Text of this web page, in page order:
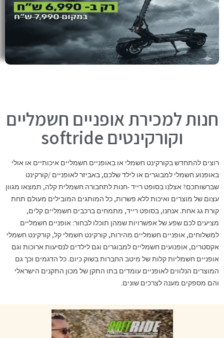
חנות למכירת אופניים חשמליים
וקורקינטים softride
רוצים להתחדש בקורקינט חשמלי או באופניים חשמליים איכותיים או אולי
באופנוע חשמלי למבוגרים או לילד שלכם, באביזר לאופניים /קורקינט
שברשותכם? אצלנו בסופט רייד -חנות לתחבורה חשמלית קלה, תמצאו מגוון
עצום של מוצרים ואיכות ללא פשרות, כל המותגים המובילים מעולם תחת
קורת גג אחת. אנחנו, בסופט רייד, מתמחים ברכבים חשמליים קלים,
מציעים לכם שפע של אפשרויות שמהן תוכלו לבחור: אופניים חשמליים
למשלוחים, אופניים חשמליים מהירות, קורקינט חשמלי קל, קורקינט חשמלי
אקסטרים, אופנועים חשמליים למבוגרים וגם לילדים לנסיעות ארוכות וגם
אופניים חשמליות קלות של מיטב החברות בשוק כיום. כל הדגמים וכך גם
המוצרים הנלווים לאופניים עומדים בתו התקן של מכון התקנים הישראלי
והם מספקים מענה לצרכים שונים.